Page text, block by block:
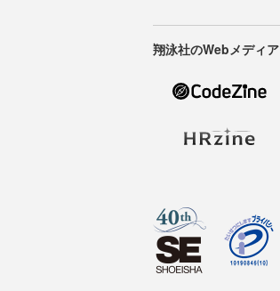
翔泳社のWebメディア